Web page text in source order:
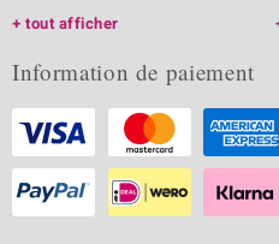
tout afficher
Information de paiement